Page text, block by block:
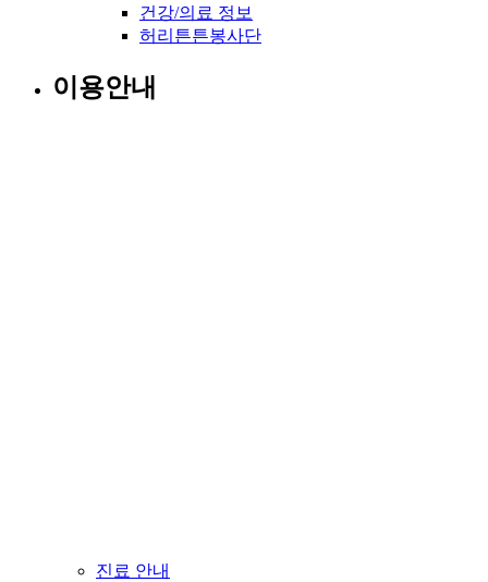
건강/의료 정보
허리튼튼봉사단
이용안내
진료 안내